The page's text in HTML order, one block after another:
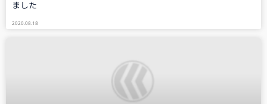
ました
2020.08.18